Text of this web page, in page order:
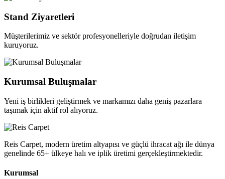
Stand Ziyaretleri
Müşterilerimiz ve sektör profesyonelleriyle doğrudan iletişim
kuruyoruz.
Kurumsal Buluşmalar
Yeni iş birlikleri geliştirmek ve markamızı daha geniş pazarlara
taşımak için aktif rol alıyoruz.
Reis Carpet, modern üretim altyapısı ve güçlü ihracat ağı ile dünya
genelinde 65+ ülkeye halı ve iplik üretimi gerçekleştirmektedir.
Kurumsal